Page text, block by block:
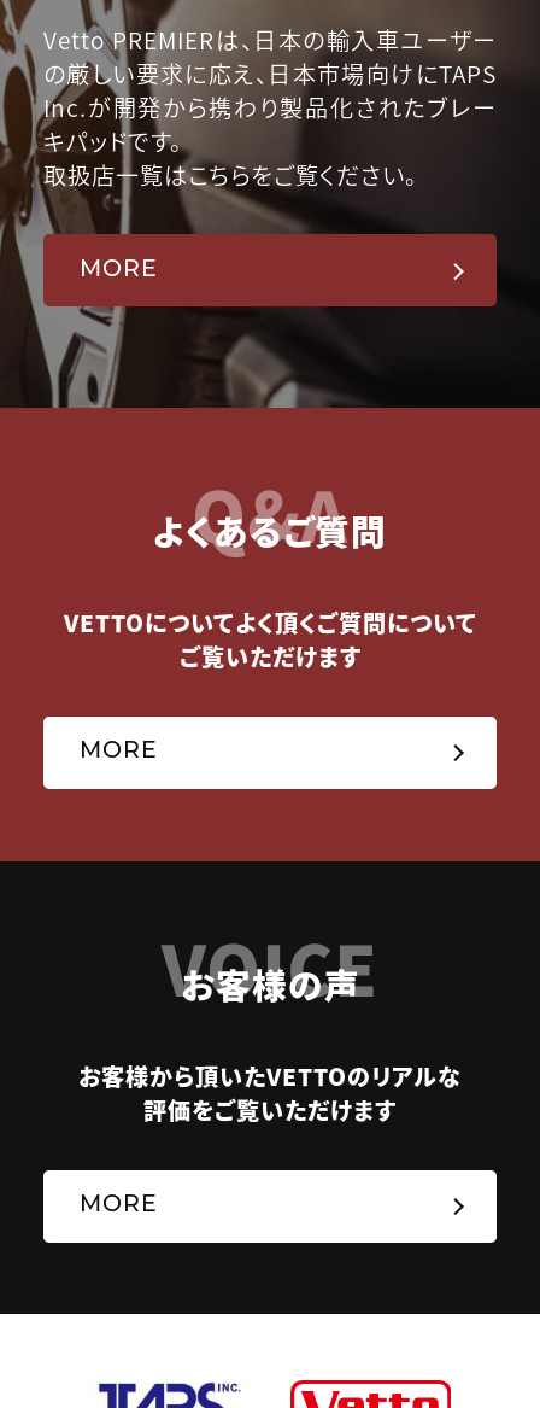
Vetto PREMIERは、日本の輸入車ユーザー
の厳しい要求に応え、日本市場向けにTAPS
Inc.が開発から携わり製品化されたブレー
キパッドです。
取扱店一覧はこちらをご覧ください。
MORE
Q&A
よくあるご質問
VETTOについてよく頂くご質問について
ご覧いただけます
MORE
VOICE
お客様の声
お客様から頂いたVETTOのリアルな
評価をご覧いただけます
MORE